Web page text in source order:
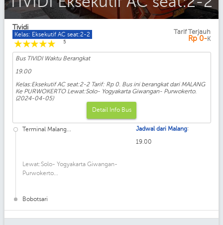
Tividi
Kelas: Eksekutif AC seat:2-2
☆
☆
☆
☆
☆ 5
Tarif Terjauh
Rp 0-K
Bus TIVIDI Waktu Berangkat
19.00
Kelas:Eksekutif AC seat:2-2 Tarif: Rp 0. Bus ini berangkat dari MALANG
Ke PURWOKERTO Lewat:Solo- Yogyakarta Giwangan- Purwokerto.
(2024-04-05)
Detail Info Bus
Terminal Malang...
Lewat:Solo- Yogyakarta Giwangan-
Purwokerto...
Bobotsari
Jadwal dari Malang:
19.00